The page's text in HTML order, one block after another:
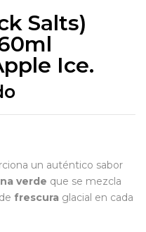
Salts)
Ice.
un auténtico sabor
verde que se mezcla
frescura glacial en cada